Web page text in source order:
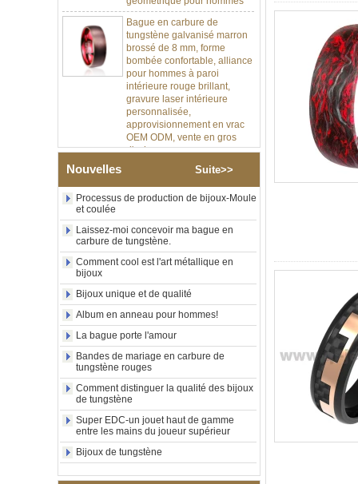
Bague en carbure de
tungstène galvanisé marron
brossé de 8 mm, forme
bombée confortable, alliance
pour hommes à paroi
intérieure rouge brillant,
gravure laser intérieure
personnalisée,
approvisionnement en vrac
OEM ODM, vente en gros
d'usine
Bague en carbure de
tungstène argenté poli de 8
d'opale bleue écrasée avec
synthétique, alliance pour
hommes, gravure laser
intérieure personnalisée,
approvisionnement en vrac
d'usin
Bague en carbure de
tungstène avec chevalière
carrée polie noire,
incrustation en bois avec
motif croisé en coquille
d'ormeau, bague de
déclaration religieuse pour
hommes, gravure intérieure
personnalisée,
approvisionnement en vrac
OEM ODM, vente en
Bague en carbure de
8 mm, corde de guitare rouge
Nouvelles Suite>>
Processus de production de bijoux-Moule
et coulée
Laissez-moi concevoir ma bague en
carbure de tungstène.
Comment cool est l'art métallique en
bijoux
Bijoux unique et de qualité
Album en anneau pour hommes!
La bague porte l'amour
Bandes de mariage en carbure de
tungstène rouges
Comment distinguer la qualité des bijoux
de tungstène
Super EDC-un jouet haut de gamme
entre les mains du joueur supérieur
Bijoux de tungstène